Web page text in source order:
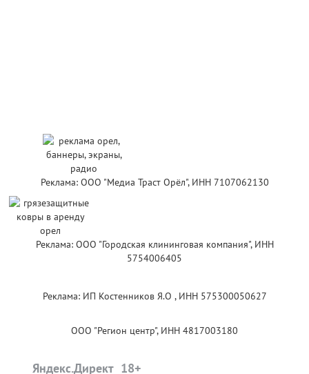
Реклама: ООО "Медиа Траст Орёл", ИНН 7107062130
Реклама: ООО "Городская клининговая компания", ИНН
5754006405
Реклама: ИП Костенников Я.О , ИНН 575300050627
ООО "Регион центр", ИНН 4817003180
Яндекс.Директ